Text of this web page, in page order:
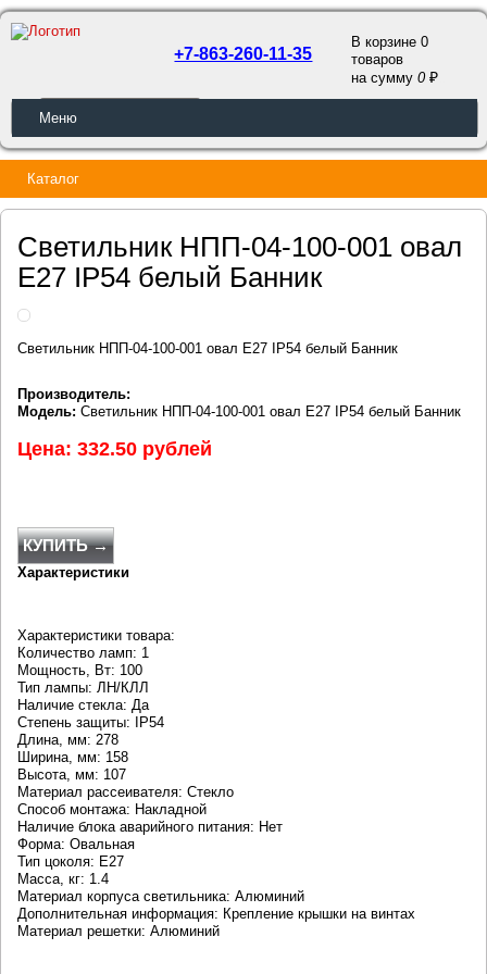
ОБРАТНЫЙ ЗВОНОК
+7-863-260-11-35
В корзине 0
товаров
на сумму0
Меню
Каталог
Светильник НПП-04-100-001 овал
E27 IP54 белый Банник
Светильник НПП-04-100-001 овал E27 IP54 белый Банник
Производитель:
Модель: Светильник НПП-04-100-001 овал E27 IP54 белый Банник
Цена: 332.50 рублей
КУПИТЬ →
Характеристики
Характеристики товара:
Количество ламп: 1
Мощность, Вт: 100
Тип лампы: ЛН/КЛЛ
Наличие стекла: Да
Степень защиты: IP54
Длина, мм: 278
Ширина, мм: 158
Высота, мм: 107
Материал рассеивателя: Стекло
Способ монтажа: Накладной
Наличие блока аварийного питания: Нет
Форма: Овальная
Тип цоколя: E27
Масса, кг: 1.4
Материал корпуса светильника: Алюминий
Дополнительная информация: Крепление крышки на винтах
Материал решетки: Алюминий